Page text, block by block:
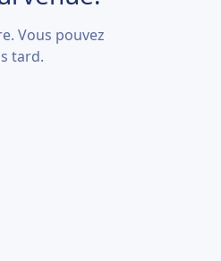
Vous pouvez
tard.